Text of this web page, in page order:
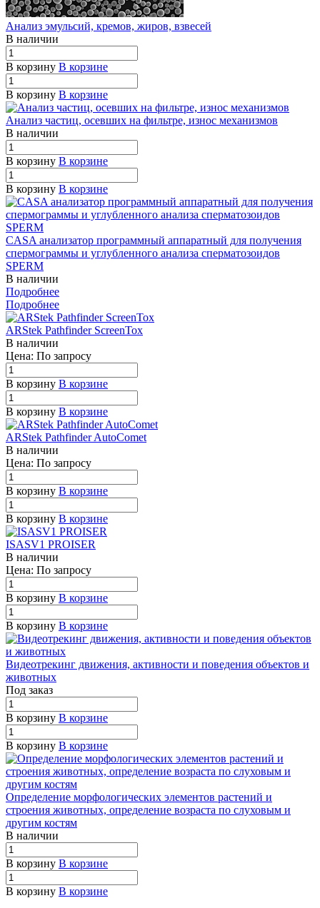
Анализ эмульсий, кремов, жиров, взвесей
В наличии
В корзину В корзине
В корзину В корзине
Анализ частиц, осевших на фильтре, износ механизмов
В наличии
В корзину В корзине
В корзину В корзине
CASA анализатор программный аппаратный для получения
спермограммы и углубленного анализа сперматозоидов
SPERM
В наличии
Подробнее
Подробнее
ARStek Pathfinder ScreenTox
В наличии
Цена: По запросу
В корзину В корзине
В корзину В корзине
ARStek Pathfinder AutoComet
В наличии
Цена: По запросу
В корзину В корзине
В корзину В корзине
ISASV1 PROISER
В наличии
Цена: По запросу
В корзину В корзине
В корзину В корзине
Видеотрекинг движения, активности и поведения объектов и
животных
Под заказ
В корзину В корзине
В корзину В корзине
Определение морфологических элементов растений и
строения животных, определение возраста по слуховым и
другим костям
В наличии
В корзину В корзине
В корзину В корзине